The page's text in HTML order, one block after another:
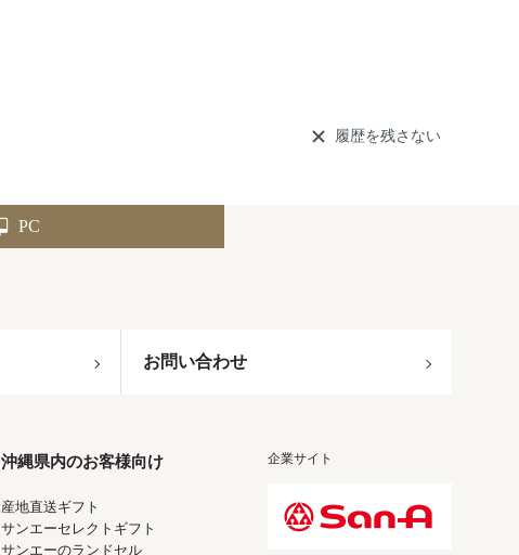
履歴を残さない
PC
お問い合わせ
沖縄県内のお客様向け
産地直送ギフト
サンエーセレクトギフト
サンエーのランドセル
企業サイト